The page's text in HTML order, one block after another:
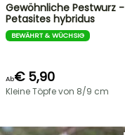
Gewöhnliche Pestwurz -
Petasites hybridus
BEWÄHRT & WÜCHSIG
Ab€ 5,90
Kleine Töpfe von 8/9 cm